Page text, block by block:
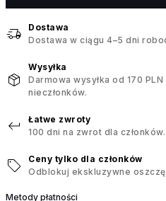
Dostawa
Dostawa w ciągu 4–5 dni
Wysyłka
Darmowa wysyłka od 170
nieczłonków.
Łatwe zwroty
100 dni na zwrot dla członków.
Ceny tylko dla członków
Odblokuj ekskluzywne
Metody płatności